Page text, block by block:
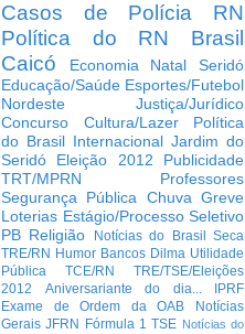
Casos de Polícia
RN
Política do RN
Brasil
Caicó
Economia Natal
Seridó
Educação/Saúde Esportes/Futebol
Nordeste
Justiça/Jurídico
Concurso
Cultura/Lazer
Política
do Brasil Internacional Jardim do
Seridó
Eleição 2012
Publicidade
TRT/MPRN
Professores
Segurança Pública Chuva Greve
Loterias Estágio/Processo Seletivo
PB Religião Notícias do Brasil
Seca
TRE/RN Humor Bancos Dilma Utilidade
Pública
TCE/RN
TRE/TSE/Eleições
2012
Aniversariante do dia...
IPRF
Exame de Ordem da OAB
Notícias
Gerais JFRN Fórmula 1 TSE Notícias do